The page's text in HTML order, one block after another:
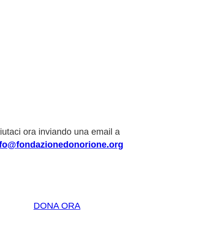
ora inviando una email a
DONA ORA